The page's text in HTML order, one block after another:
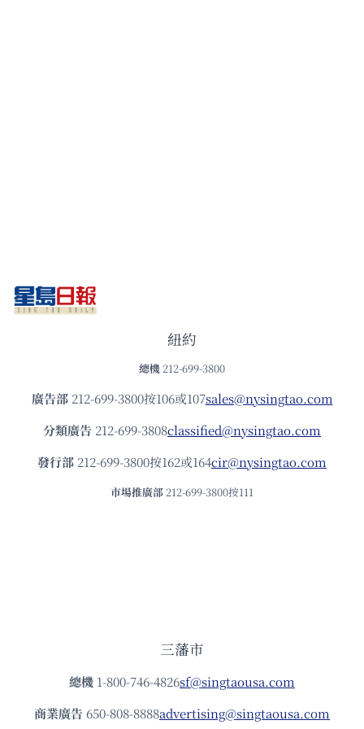
紐約
總機 212-699-3800
廣告部212-699-3800按106或107sales@nysingtao.com
分類廣告 212-699-3808classified@nysingtao.com
發⾏部 212-699-3800按162或164cir@nysingtao.com
市場推廣部 212-699-3800按111
三藩市
總機 1-800-746-4826sf@singtaousa.com
商業廣告 650-808-8888advertising@singtaousa.com